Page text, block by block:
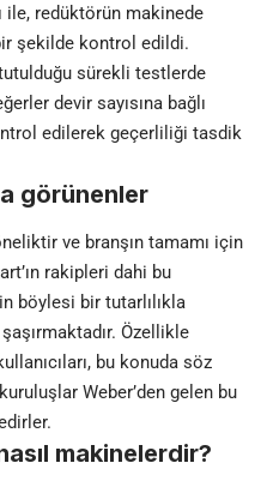
ile, redüktörün makinede
şekilde kontrol edildi.
sürekli testlerde
devir sayısına bağlı
edilerek geçerliliği tasdik
görünenler
ve branşın tamamı için
rakipleri dahi bu
böylesi bir tutarlılıkla
Özellikle
bu konuda söz
Weber’den gelen bu
makinelerdir?